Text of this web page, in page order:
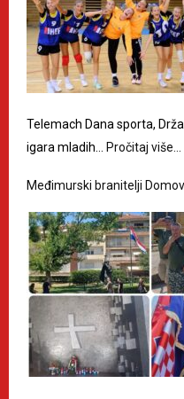
Telemach Dana sporta,
igara mladih… Pročitaj više…
Međimurski branitelji